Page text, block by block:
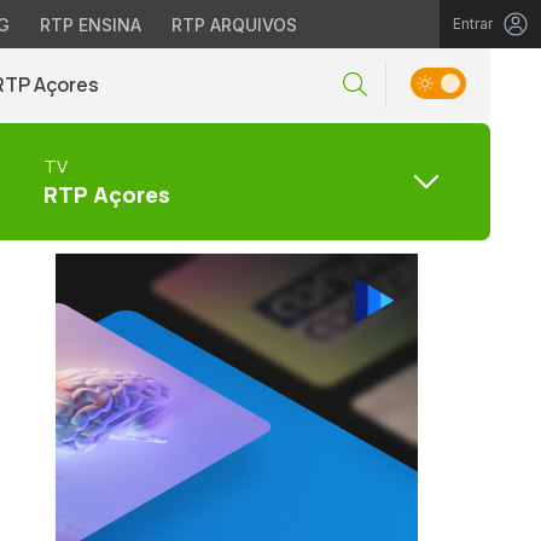
RTP ENSINA RTP ARQUIVOS Entrar
Açores
TV
RTP Açores